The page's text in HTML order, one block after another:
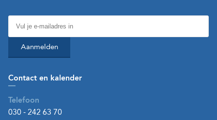
Aanmelden
Contact en kalender
Telefoon
030 - 242 63 70